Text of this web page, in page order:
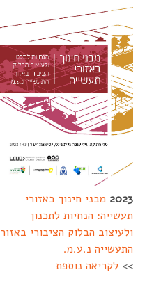
2023 מבני חינוך באזורי
תעשייה: הנחיות לתכנון
ולעיצוב הבלוק הציבורי באזור
התעשייה נ.ע.מ.
>> לקריאה נוספת